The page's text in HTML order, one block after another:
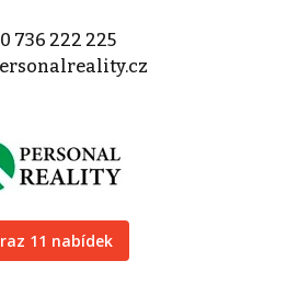
736 222 225
11 nabídek